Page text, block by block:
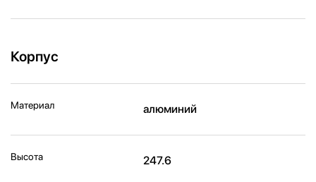
Корпус
Материал алюминий
Высота 247.6